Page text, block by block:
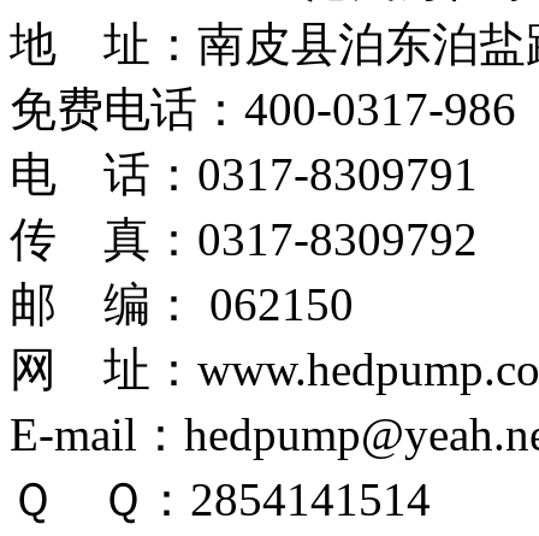
地 址：南皮县泊东泊盐
免费电话：400-0317-986
电 话：0317-8309791
传 真：0317-8309792
邮 编： 062150
网 址：
E-mail：
Ｑ Ｑ：2854141514